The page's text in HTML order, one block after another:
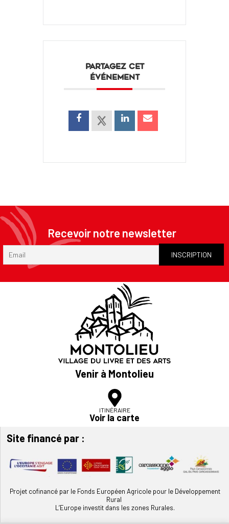
PARTAGEZ CET
ÉVÉNEMENT
Recevoir notre newsletter
Venir à Montolieu
ITINÉRAIRE
Voir la carte
Site financé par :
Projet cofinancé par le Fonds Européen Agricole pour le Développement
Rural
L’Europe investit dans les zones Rurales.